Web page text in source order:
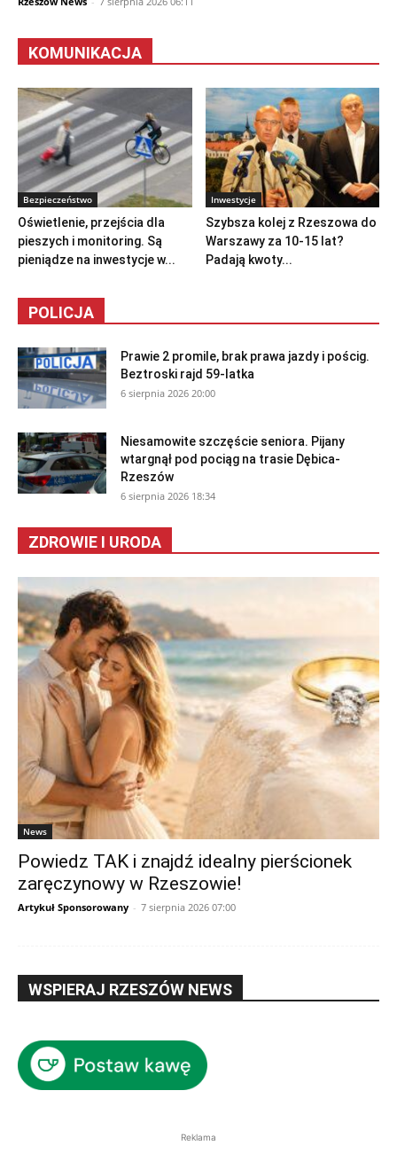
KOMUNIKACJA
Bezpieczeństwo
Oświetlenie, przejścia dla
pieszych i monitoring. Są
pieniądze na inwestycje w...
Inwestycje
Szybsza kolej z Rzeszowa do
Warszawy za 10-15 lat?
Padają kwoty...
POLICJA
Prawie 2 promile, brak prawa jazdy i pościg.
Beztroski rajd 59-latka
6 sierpnia 2026 20:00
Niesamowite szczęście seniora. Pijany
wtargnął pod pociąg na trasie Dębica-
Rzeszów
6 sierpnia 2026 18:34
ZDROWIE I URODA
News
Powiedz TAK i znajdź idealny pierścionek
zaręczynowy w Rzeszowie!
Artykuł Sponsorowany - 7 sierpnia 2026 07:00
WSPIERAJ RZESZÓW NEWS
Reklama